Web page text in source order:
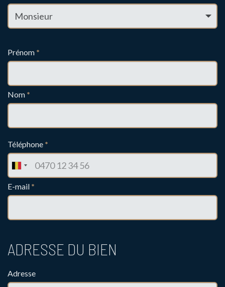
Prénom *
Nom *
Téléphone *
E-mail *
ADRESSE DU BIEN
Adresse